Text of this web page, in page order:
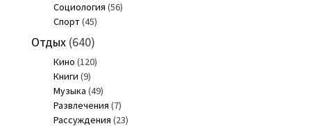
Социология (56)
Спорт(45)
Отдых(640)
Кино (120)
Книги (9)
Музыка (49)
Развлечения (7)
Рассуждения (23)